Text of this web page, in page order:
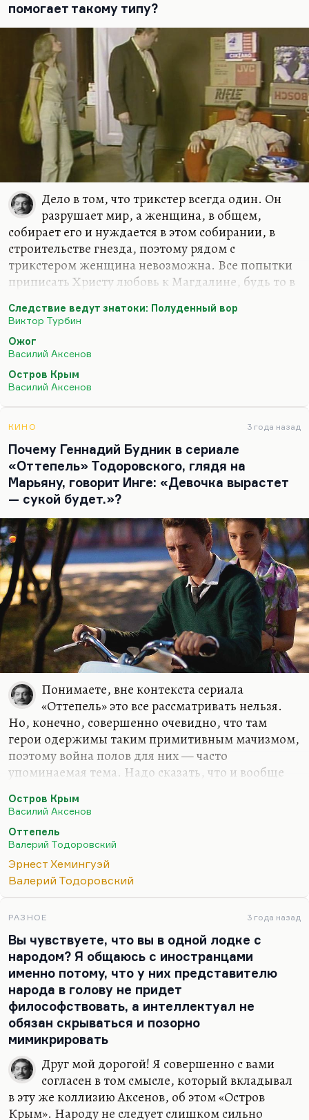
помогает такому типу?
Дело в том, что трикстер всегда один. Он
разрушает мир, а женщина, в общем,
собирает его и нуждается в этом собирании, в
строительстве гнезда, поэтому рядом с
трикстером женщина невозможна. Все попытки
приписать Христу любовь к Магдалине, будь то в
бездарном исполнении Дэна Брауна, одинаково
обречены. Вот вы приводите «Полуденного вора»
— как бы серьезную схему, заложенную в
Действительно, случаи, когда женщина помогала
когда у него есть спутница, достойная его. Надо
сказать, что, странствуя, он всегда оставляет её
дома. В…
Следствие ведут знатоки: Полуденный вор
Виктор Турбин
Ожог
Василий Аксенов
Остров Крым
Василий Аксенов
КИНО 3 года назад
Почему Геннадий Будник в сериале
«Оттепель» Тодоровского, глядя на
Марьяну, говорит Инге: «Девочка вырастет
— сукой будет.»?
Понимаете, вне контекста сериала
«Оттепель» это все рассматривать нельзя.
Но, конечно, совершенно очевидно, что там
герои одержимы таким примитивным мачизмом,
поэтому война полов для них — часто
упоминаемая тема. Надо сказать, что и вообще
как это тогда называли в аннотациях,
современника», а если называть это нормальным
языком, то это ситуация постоянной войны.
Войны идеологической, войны полов, в том
числе. Потому что хемингуэевские мачо жаждали
бесчисленного количества партнерш, я думаю,
они себе позволить не могли, как и герой
Цыганова в…
Остров Крым
Василий Аксенов
Оттепель
Валерий Тодоровский
Эрнест Хемингуэй
Валерий Тодоровский
РАЗНОЕ 3 года назад
Вы чувствуете, что вы в одной лодке с
народом? Я общаюсь с иностранцами
именно потому, что у них представителю
народа в голову не придет
философствовать, а интеллектуал не
обязан скрываться и позорно
мимикрировать
Друг мой дорогой! Я совершенно с вами
согласен в том смысле, который вкладывал
в эту же коллизию Аксенов, об этом «Остров
Крым». Народу не следует слишком сильно